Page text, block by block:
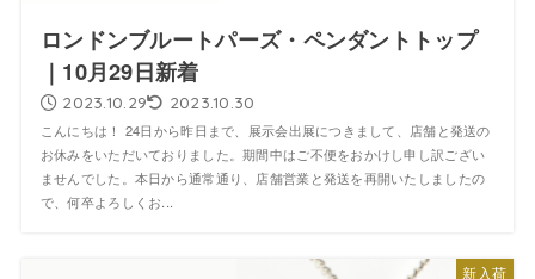
ロンドンブルートパーズ・ペンダントトップ
｜10月29日新着
2023.10.29 2023.10.30
こんにちは！ 24日から昨日まで、展示会出展につきまして、店舗と発送の
お休みをいただいておりました。期間中はご不便をおかけし申し訳ござい
ませんでした。本日から通常通り、店舗営業と発送を再開いたしましたの
で、何卒よろしくお...
新入荷